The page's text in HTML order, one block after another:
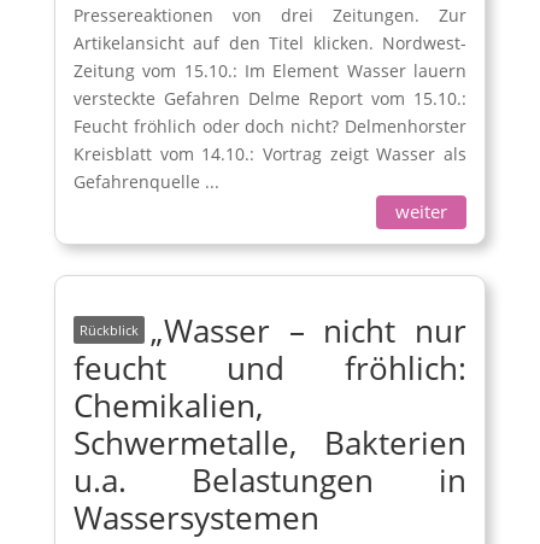
Pressereaktionen von drei Zeitungen. Zur
Artikelansicht auf den Titel klicken. Nordwest-
Zeitung vom 15.10.: Im Element Wasser lauern
versteckte Gefahren Delme Report vom 15.10.:
Feucht fröhlich oder doch nicht? Delmenhorster
Kreisblatt vom 14.10.: Vortrag zeigt Wasser als
Gefahrenquelle ...
weiter
„Wasser – nicht nur
feucht und fröhlich:
Chemikalien,
Schwermetalle, Bakterien
u.a. Belastungen in
Wassersystemen